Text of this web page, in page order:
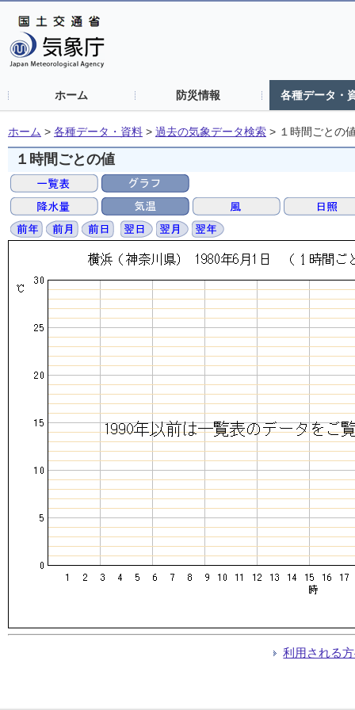
ホーム 防災情報 各種データ・
ホーム > 各種データ・資料 > 過去の気象データ検索 > １時間ごとの
１時間ごとの値
利用される